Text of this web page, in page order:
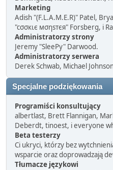
Marketing
Adish "(F.L.A.M.E.R)" Patel,
"cσσкιє мσηѕтєя" Forsberg, i
Administratorzy strony
Jeremy "SleePy" Darwood.
Administratorzy serwera
Derek Schwab, Michael
Specjalne podziękowania
Programiści konsultujący
albertlast, Brett Flannigan,
Deberdt, tinoest, i everyone
Beta testerzy
Ci ukryci, którzy bez
wsparcie oraz doprowadzają
Tłumacze językowi